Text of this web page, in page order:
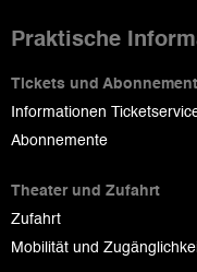
Praktische
Tickets und
Informationen
Abonnemente
Theater und Zufahrt
Zufahrt
Mobilität und